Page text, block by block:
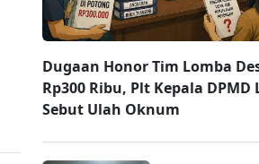
Dugaan Honor Tim Lomba
Rp300 Ribu, Plt Kepala DPMD
Sebut Ulah Oknum